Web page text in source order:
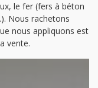
le fer (fers à béton
Nous rachetons
nous appliquons est
vente.